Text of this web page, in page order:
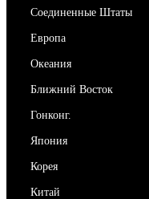
Соединенные Штаты
Европа
Океания
Ближний Восток
Гонконг.
Япония
Корея
Китай